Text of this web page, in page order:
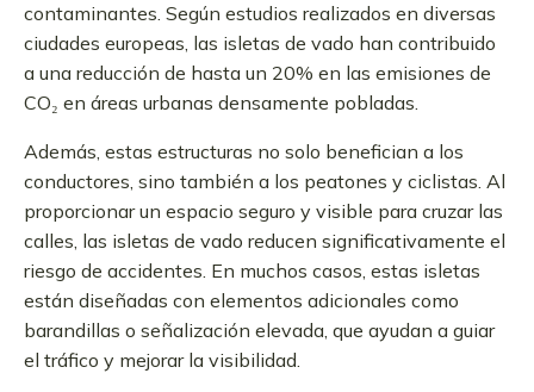
contaminantes. Según estudios realizados en diversas
ciudades europeas, las isletas de vado han contribuido
a una reducción de hasta un 20% en las emisiones de
CO₂ en áreas urbanas densamente pobladas.
Además, estas estructuras no solo benefician a los
conductores, sino también a los peatones y ciclistas. Al
proporcionar un espacio seguro y visible para cruzar las
calles, las isletas de vado reducen significativamente el
riesgo de accidentes. En muchos casos, estas isletas
están diseñadas con elementos adicionales como
barandillas o señalización elevada, que ayudan a guiar
el tráfico y mejorar la visibilidad.